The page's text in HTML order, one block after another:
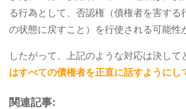
る行為として、否認権（債権者を害する
の状態に戻すこと）を行使される可能性
したがって、上記のような対応は決して
はすべての債権者を正直に話すようにし
関連記事: